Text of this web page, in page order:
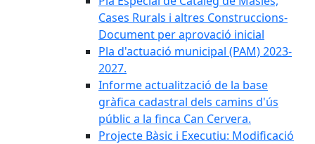
Cases Rurals i altres Construccions-
Document per aprovació inicial
Pla d'actuació municipal (PAM) 2023-
2027.
Informe actualització de la base
gràfica cadastral dels camins d'ús
públic a la finca Can Cervera.
Projecte Bàsic i Executiu: Modificació